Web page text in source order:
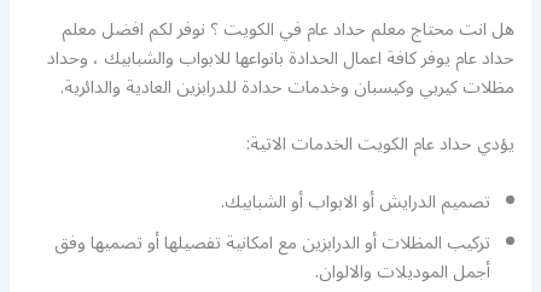
هل انت محتاج معلم حداد عام في الكويت ؟ نوفر لكم افضل معلم
حداد عام يوفر كافة اعمال الحدادة بانواعها للابواب والشبابيك ، وحداد
مظلات كيربي وكيسبان وخدمات حدادة للدرابزين العادية والدائرية.
يؤدي حداد عام الكويت الخدمات الاتية:
تصميم الدرايش أو الابواب أو الشبابيك.
تركيب المظلات أو الدرابزين مع امكانية تفصيلها أو تصميها وفق
أجمل الموديلات والالوان.